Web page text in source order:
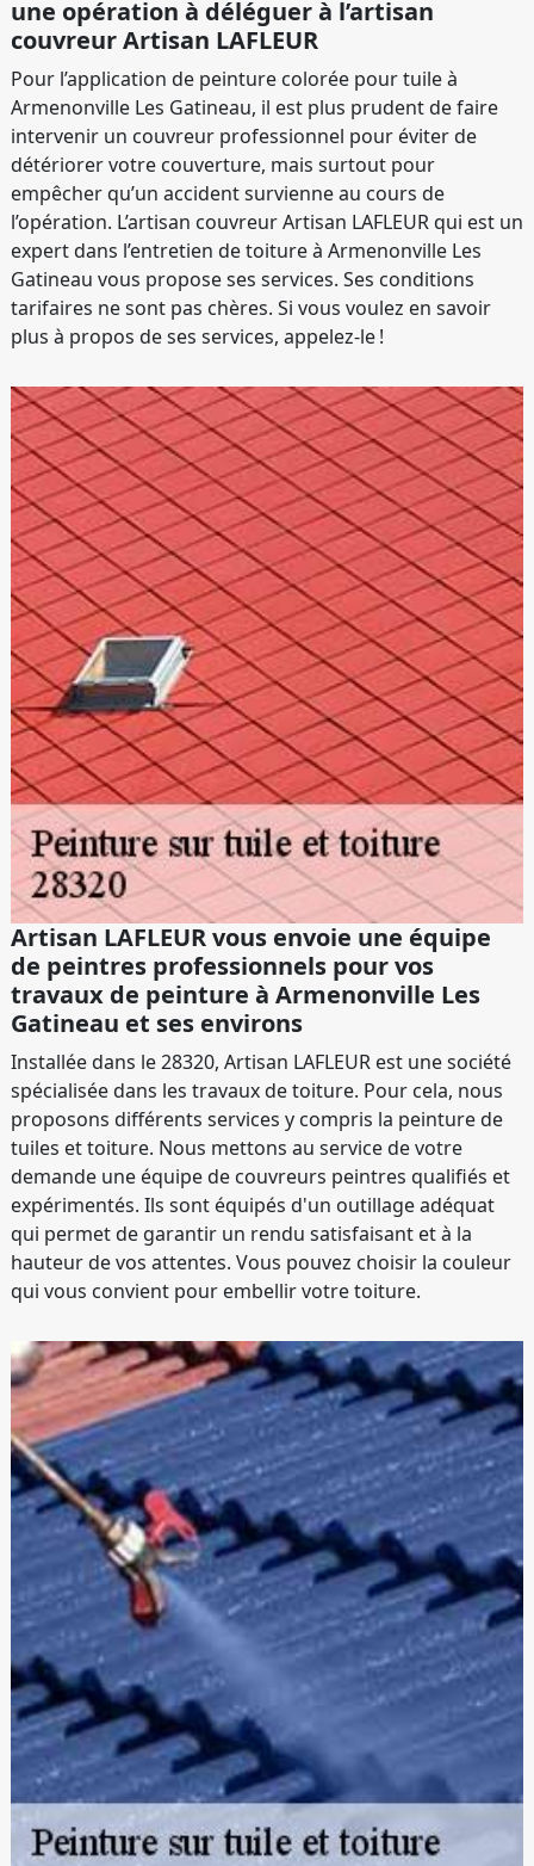
une opération à déléguer à l’artisan
couvreur Artisan LAFLEUR
Pour l’application de peinture colorée pour tuile à
Armenonville Les Gatineau, il est plus prudent de faire
intervenir un couvreur professionnel pour éviter de
détériorer votre couverture, mais surtout pour
empêcher qu’un accident survienne au cours de
l’opération. L’artisan couvreur Artisan LAFLEUR qui est un
expert dans l’entretien de toiture à Armenonville Les
Gatineau vous propose ses services. Ses conditions
tarifaires ne sont pas chères. Si vous voulez en savoir
plus à propos de ses services, appelez-le !
Artisan LAFLEUR vous envoie une équipe
de peintres professionnels pour vos
travaux de peinture à Armenonville Les
Gatineau et ses environs
Installée dans le 28320, Artisan LAFLEUR est une société
spécialisée dans les travaux de toiture. Pour cela, nous
proposons différents services y compris la peinture de
tuiles et toiture. Nous mettons au service de votre
demande une équipe de couvreurs peintres qualifiés et
expérimentés. Ils sont équipés d'un outillage adéquat
qui permet de garantir un rendu satisfaisant et à la
hauteur de vos attentes. Vous pouvez choisir la couleur
qui vous convient pour embellir votre toiture.